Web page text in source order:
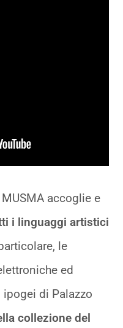
accoglie e
i linguaggi artistici
le
ed
di Palazzo
collezione del